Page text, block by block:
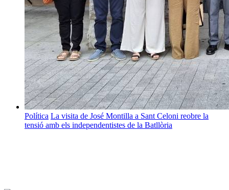
Política La visita de José Montilla a Sant Celoni reobre la
tensió amb els independentistes de la Batllòria